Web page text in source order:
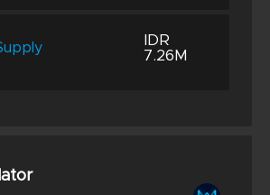
IDR
7.26M